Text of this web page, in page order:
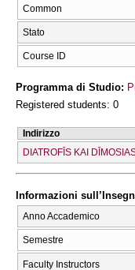
Common
Stato
Course ID
Programma di Studio:
Registered students: 0
Indirizzo
DIATROFĪS KAI
Informazioni
Anno Accademico
Semestre
Faculty Instructors